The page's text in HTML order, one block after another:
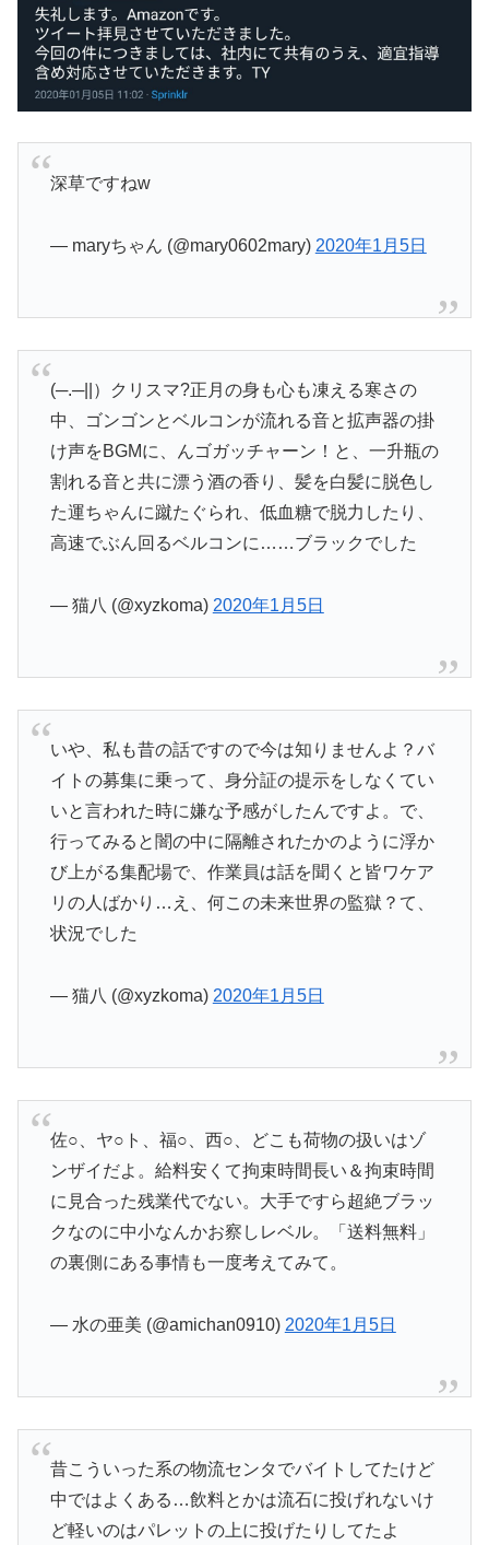
深草ですねw
— maryちゃん (@mary0602mary) 2020年1月5日
(─.─||）クリスマ?正月の身も心も凍える寒さの
中、ゴンゴンとベルコンが流れる音と拡声器の掛
け声をBGMに、んゴガッチャーン！と、一升瓶の
割れる音と共に漂う酒の香り、髪を白髪に脱色し
た運ちゃんに蹴たぐられ、低血糖で脱力したり、
高速でぶん回るベルコンに……ブラックでした
— 猫八 (@xyzkoma) 2020年1月5日
いや、私も昔の話ですので今は知りませんよ？バ
イトの募集に乗って、身分証の提示をしなくてい
いと言われた時に嫌な予感がしたんですよ。で、
行ってみると闇の中に隔離されたかのように浮か
び上がる集配場で、作業員は話を聞くと皆ワケア
リの人ばかり…え、何この未来世界の監獄？て、
状況でした
— 猫八 (@xyzkoma) 2020年1月5日
佐○、ヤ○ト、福○、西○、どこも荷物の扱いはゾ
ンザイだよ。給料安くて拘束時間長い＆拘束時間
に見合った残業代でない。大手ですら超絶ブラッ
クなのに中小なんかお察しレベル。「送料無料」
の裏側にある事情も一度考えてみて。
— 水の亜美 (@amichan0910) 2020年1月5日
昔こういった系の物流センタでバイトしてたけど
中ではよくある…飲料とかは流石に投げれないけ
ど軽いのはパレットの上に投げたりしてたよ